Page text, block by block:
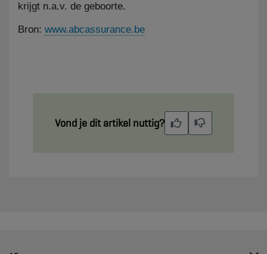
krijgt n.a.v. de geboorte.
Bron: www.abcassurance.be
Vond je dit artikel nuttig?